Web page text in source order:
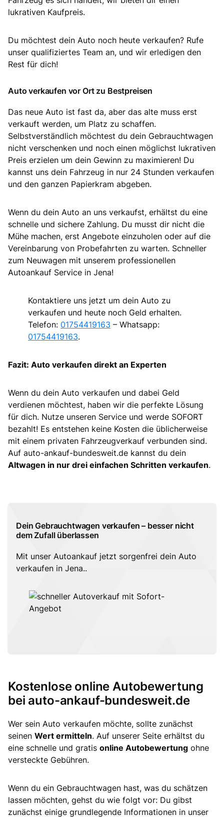
lukrativen Kaufpreis.
Du möchtest dein Auto noch heute verkaufen? Rufe
unser qualifiziertes Team an, und wir erledigen den
Rest für dich!
Auto verkaufen vor Ort zu Bestpreisen
Das neue Auto ist fast da, aber das alte muss erst
verkauft werden, um Platz zu schaffen.
Selbstverständlich möchtest du dein Gebrauchtwagen
nicht verschenken und noch einen möglichst lukrativen
Preis erzielen um dein Gewinn zu maximieren! Du
kannst uns dein Fahrzeug in nur 24 Stunden verkaufen
und den ganzen Papierkram abgeben.
Wenn du dein Auto an uns verkaufst, erhältst du eine
schnelle und sichere Zahlung. Du musst dir nicht die
Mühe machen, erst Angebote einzuholen oder auf die
Vereinbarung von Probefahrten zu warten. Schneller
zum Neuwagen mit unserem professionellen
Autoankauf Service in Jena!
Kontaktiere uns jetzt um dein Auto zu
verkaufen und heute noch Geld erhalten.
Telefon: 01754419163 – Whatsapp:
01754419163.
Fazit: Auto verkaufen direkt an Experten
Wenn du dein Auto verkaufen und dabei Geld
verdienen möchtest, haben wir die perfekte Lösung
für dich. Nutze unseren Service und werde SOFORT
bezahlt! Es entstehen keine Kosten die üblicherweise
mit einem privaten Fahrzeugverkauf verbunden sind.
Auf auto-ankauf-bundesweit.de kannst du dein
Altwagen in nur drei einfachen Schritten verkaufen.
Dein Gebrauchtwagen verkaufen – besser nicht
dem Zufall überlassen
Mit unser Autoankauf jetzt sorgenfrei dein Auto
verkaufen in Jena..
Kostenlose online Autobewertung
bei auto-ankauf-bundesweit.de
Wer sein Auto verkaufen möchte, sollte zunächst
seinen Wert ermitteln. Auf unserer Seite erhältst du
eine schnelle und gratis online Autobewertung ohne
versteckte Gebühren.
Wenn du ein Gebrauchtwagen hast, was du schätzen
lassen möchten, gehst du wie folgt vor: Du gibst
zunächst einige grundlegende Informationen in unser